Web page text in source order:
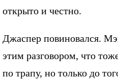
открыто и честно.
Джаспер повиновался.
этим разговором, что
по трапу, но только до